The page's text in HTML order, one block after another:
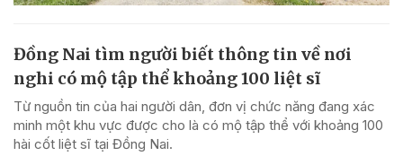
Đồng Nai tìm người biết thông tin về nơi
nghi có mộ tập thể khoảng 100 liệt sĩ
Từ nguồn tin của hai người dân, đơn vị chức năng đang xác
minh một khu vực được cho là có mộ tập thể với khoảng 100
hài cốt liệt sĩ tại Đồng Nai.